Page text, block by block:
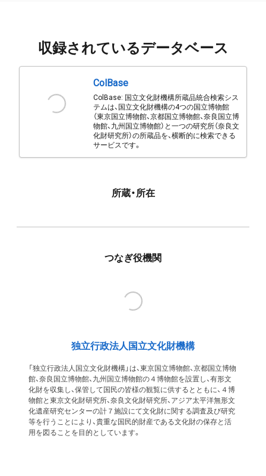
収録されているデータベース
ColBase
ColBase: 国立文化財機構所蔵品統合検索シス
テムは、国立文化財機構の4つの国立博物館
（東京国立博物館、京都国立博物館、奈良国立博
物館、九州国立博物館）と一つの研究所（奈良文
化財研究所）の所蔵品を、横断的に検索できる
サービスです。
所蔵・所在
つなぎ役機関
独立行政法人国立文化財機構
「独立行政法人国立文化財機構」は、東京国立博物館、京都国立博物
館、奈良国立博物館、九州国立博物館の４博物館を設置し、有形文
化財を収集し、保管して国民の皆様の観覧に供するとともに、４博
物館と東京文化財研究所、奈良文化財研究所、アジア太平洋無形文
化遺産研究センターの計７施設にて文化財に関する調査及び研究
等を行うことにより、貴重な国民的財産である文化財の保存と活
用を図ることを目的としています。